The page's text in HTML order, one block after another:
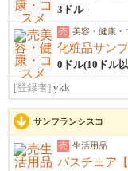
3ドル
売 美容・健康・
化粧品サン
0ドル(10ドル
[登録者] ykk
サンフランシスコ
売 生活用品
バスチェア